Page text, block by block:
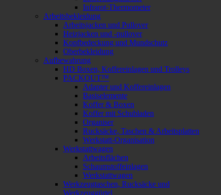
Infrarot-Thermometer
Arbeitsbekleidung
Arbeitsjacken und Pullover
Heizjacken und -pullover
Kopfbedeckung und Mundschutz
Oberbekleidung
Aufbewahrung
HD Boxen, Koffereinlagen und Trolleys
PACKOUT™
Adapter und Koffereinlagen
Basiselemente
Koffer & Boxen
Koffer mit Schubladen
Organiser
Rucksäcke, Taschen & Arbeitsplatten
Werkstatt-Organisation
Werkstattwagen
Arbeitsflächen
Schaumstoffeinlagen
Werkstattwagen
Werkzeugtaschen, Rucksäcke und
Werkzeuggürtel